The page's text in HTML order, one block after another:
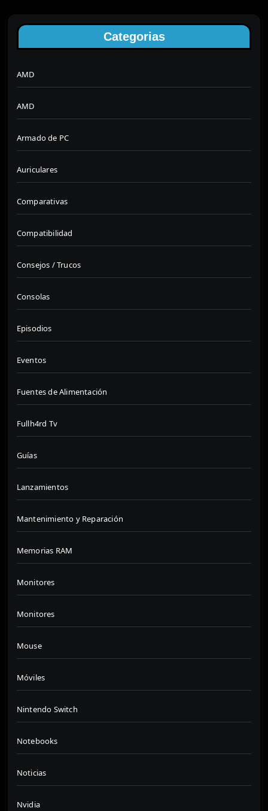
Categorias
AMD
AMD
Armado de PC
Auriculares
Comparativas
Compatibilidad
Consejos / Trucos
Consolas
Episodios
Eventos
Fuentes de Alimentación
Fullh4rd Tv
Guías
Lanzamientos
Mantenimiento y Reparación
Memorias RAM
Monitores
Monitores
Mouse
Móviles
Nintendo Switch
Notebooks
Noticias
Nvidia